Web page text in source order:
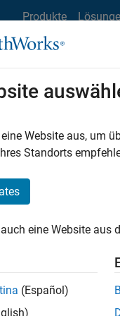
Produkte
Stellen
Es
Region
Website aus, um
Standorts
eine Website aus
(Español)